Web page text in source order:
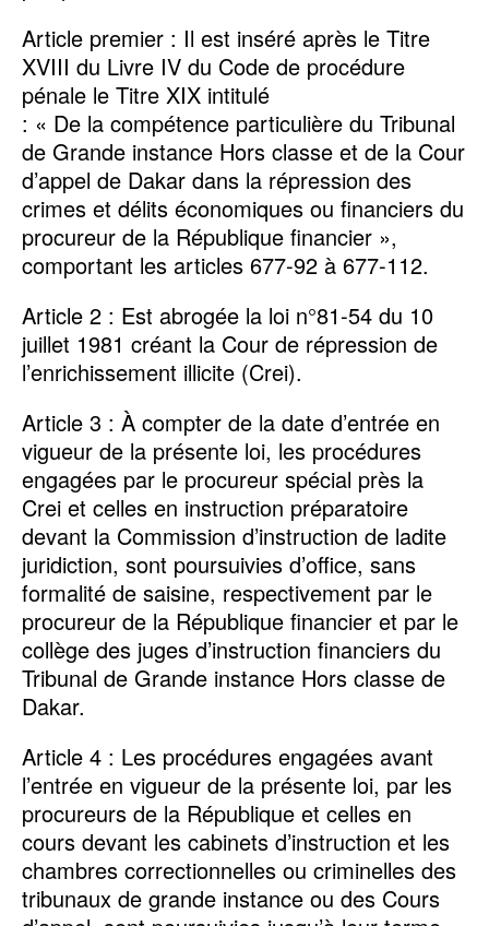
Article premier : Il est inséré après le Titre
XVIII du Livre IV du Code de procédure
pénale le Titre XIX intitulé
: « De la compétence particulière du Tribunal
de Grande instance Hors classe et de la Cour
d’appel de Dakar dans la répression des
crimes et délits économiques ou financiers du
procureur de la République financier »,
comportant les articles 677-92 à 677-112.
Article 2 : Est abrogée la loi n°81-54 du 10
juillet 1981 créant la Cour de répression de
l’enrichissement illicite (Crei).
Article 3 : À compter de la date d’entrée en
vigueur de la présente loi, les procédures
engagées par le procureur spécial près la
Crei et celles en instruction préparatoire
devant la Commission d’instruction de ladite
juridiction, sont poursuivies d’office, sans
formalité de saisine, respectivement par le
procureur de la République financier et par le
collège des juges d’instruction financiers du
Tribunal de Grande instance Hors classe de
Dakar.
Article 4 : Les procédures engagées avant
l’entrée en vigueur de la présente loi, par les
procureurs de la République et celles en
cours devant les cabinets d’instruction et les
chambres correctionnelles ou criminelles des
tribunaux de grande instance ou des Cours